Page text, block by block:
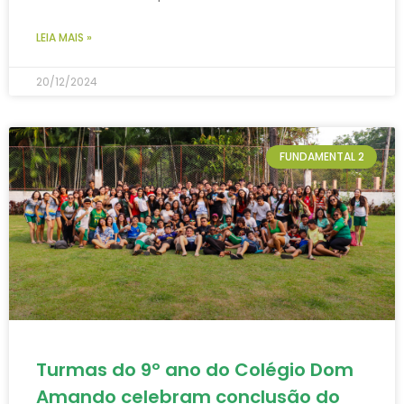
LEIA MAIS »
20/12/2024
FUNDAMENTAL 2
Turmas do 9º ano do Colégio Dom
Amando celebram conclusão do